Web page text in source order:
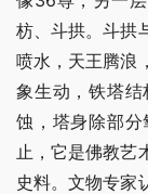
枋、斗拱。斗拱
喷水，天王腾浪
象生动，铁塔
蚀，塔身除部
止，它是佛教艺
史料。文物专家